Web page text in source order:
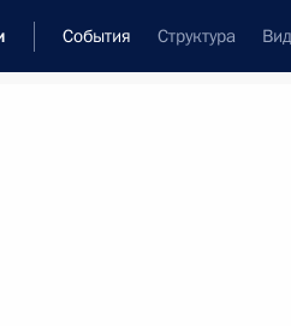
События Структура